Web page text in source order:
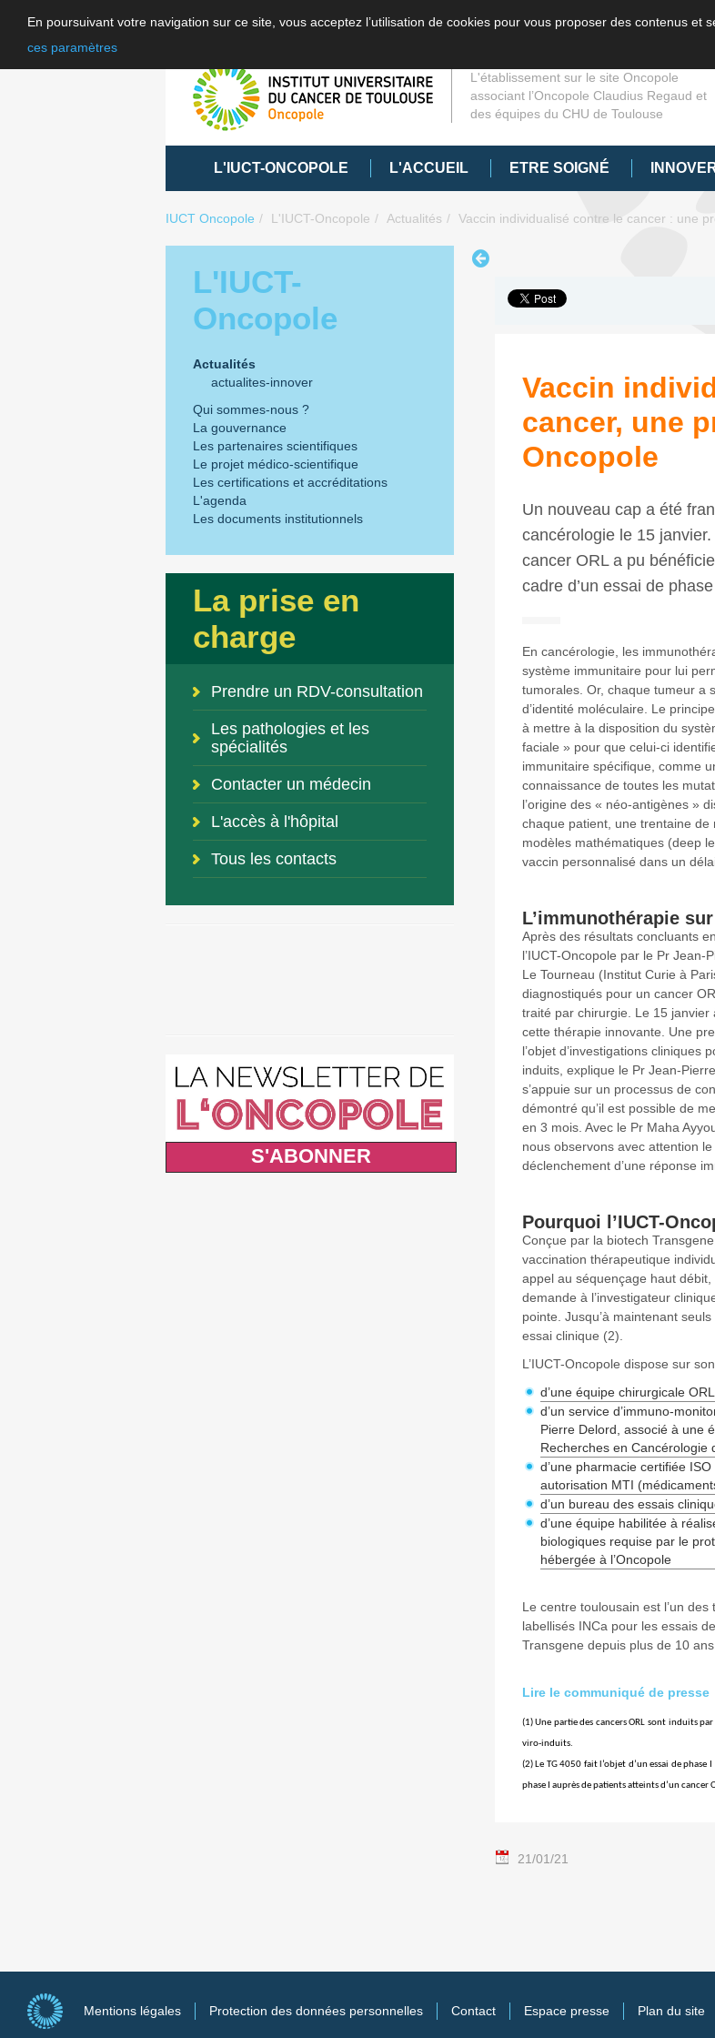
En poursuivant votre navigation sur ce site, vous acceptez l’utilisation de cookies pour vous proposer des contenus et
ces paramètres
L'établissement sur le site Oncopole
associant l’Oncopole Claudius Regaud et
des équipes du CHU de Toulouse
L'IUCT-ONCOPOLE L'ACCUEIL ETRE SOIGNÉ
IUCT Oncopole L'IUCT-Oncopole Actualités Vaccin individualisé contre le cancer : une
L'IUCT-
Oncopole
Actualités
actualites-innover
Qui sommes-nous ?
La gouvernance
Les partenaires scientifiques
Le projet médico-scientifique
Les certifications et accréditations
L'agenda
Les documents institutionnels
La prise en
charge
Prendre un RDV-consultation
Les pathologies et les
spécialités
Contacter un médecin
L'accès à l'hôpital
Tous les contacts
S'ABONNER
Vaccin
cancer, une
Oncopole
Un nouveau cap a été
cancérologie le 15
cancer ORL a pu
cadre d’un essai de
En cancérologie, les
système immunitaire pour lui
tumorales. Or, chaque tumeur a
d’identité moléculaire. Le
à mettre à la disposition du
faciale » pour que celui-ci
immunitaire spécifique, comme
connaissance de toutes les
l’origine des « néo-antigènes »
chaque patient, une trentaine de
modèles mathématiques (deep
vaccin personnalisé dans un
L’immunothérapie
Après des résultats concluants
l’IUCT-Oncopole par le Pr
Le Tourneau (Institut Curie à
diagnostiqués pour un cancer
traité par chirurgie. Le 15
cette thérapie innovante. Une
l’objet d’investigations cliniques
induits, explique le Pr Jean-
s’appuie sur un processus de
démontré qu’il est possible de
en 3 mois. Avec le Pr Maha
nous observons avec attention
déclenchement d’une réponse
Pourquoi l’IUCT-
Conçue par la biotech
vaccination thérapeutique
appel au séquençage haut
demande à l’investigateur
pointe. Jusqu’à maintenant
essai clinique (2).
L’IUCT-Oncopole dispose sur
d’une équipe chirurgicale
d’un service d’immuno-
Pierre Delord, associé à une
Recherches en Cancérologie
d’une pharmacie certifiée
autorisation MTI
d’un bureau des essais
d’une équipe habilitée à
biologiques requise par le
hébergée à l’Oncopole
Le centre toulousain est l’un
labellisés INCa pour les essais
Transgene depuis plus de 10
Lire le communiqué de presse
(1) Une partie des cancers ORL sont induits
viro-induits.
(2) Le TG 4050 fait l’objet d’un essai de phase
phase I auprèsde patients atteints d’un cancer
21/01/21
Mentions légales Protection des données personnelles Contact Espace presse Plan du site